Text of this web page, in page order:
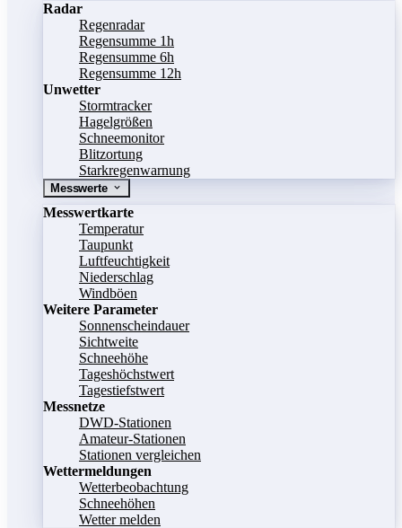
Radar
Regenradar
Regensumme 1h
Regensumme 6h
Regensumme 12h
Unwetter
Stormtracker
Hagelgrößen
Schneemonitor
Blitzortung
Starkregenwarnung
Messwerte
Messwertkarte
Temperatur
Taupunkt
Luftfeuchtigkeit
Niederschlag
Windböen
Weitere Parameter
Sonnenscheindauer
Sichtweite
Schneehöhe
Tageshöchstwert
Tagestiefstwert
Messnetze
DWD-Stationen
Amateur-Stationen
Stationen vergleichen
Wettermeldungen
Wetterbeobachtung
Schneehöhen
Wetter melden